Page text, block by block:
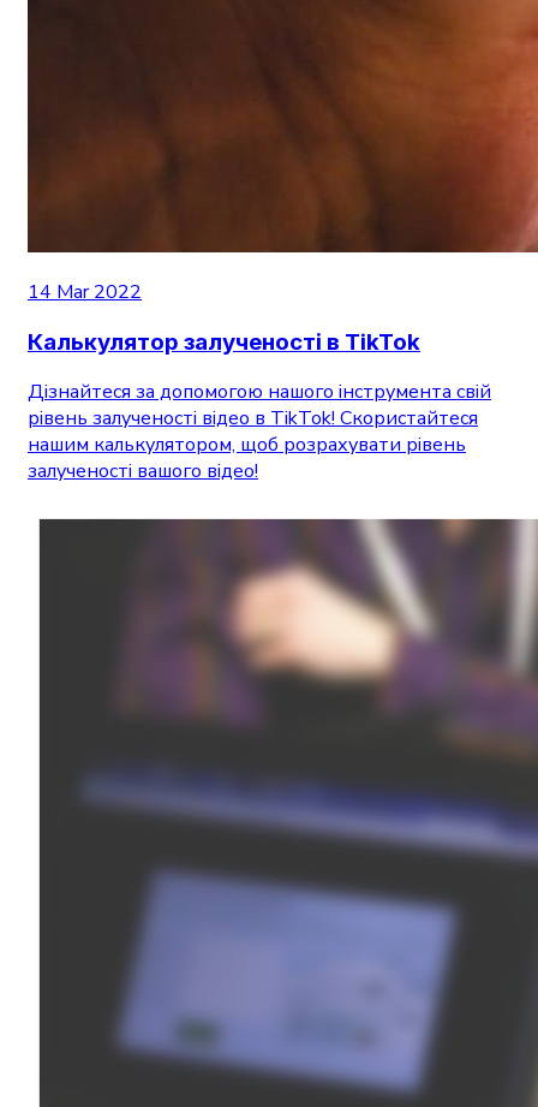
14 Mar 2022
Калькулятор залученості в TikTok
Дізнайтеся за допомогою нашого інструмента свій
рівень залученості відео в TikTok! Скористайтеся
нашим калькулятором, щоб розрахувати рівень
залученості вашого відео!